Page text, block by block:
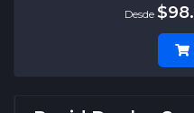
Desde